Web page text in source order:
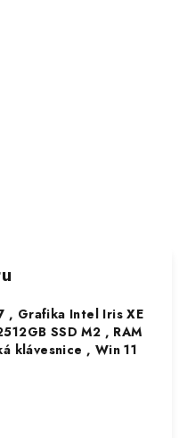
, Grafika Intel Iris XE
SSD M2 , RAM
klávesnice , Win 11